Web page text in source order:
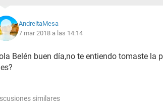
AndreitaMesa
7 mar 2018 a las 14:14
Belén buen día,no te entiendo tomaste la
similares